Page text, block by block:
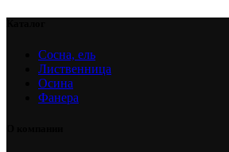
Сосна, ель
Лиственница
Осина
Фанера